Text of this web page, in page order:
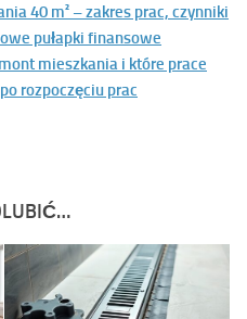
40 m² – zakres prac, czynniki
pułapki finansowe
mieszkania i które prace
rozpoczęciu prac